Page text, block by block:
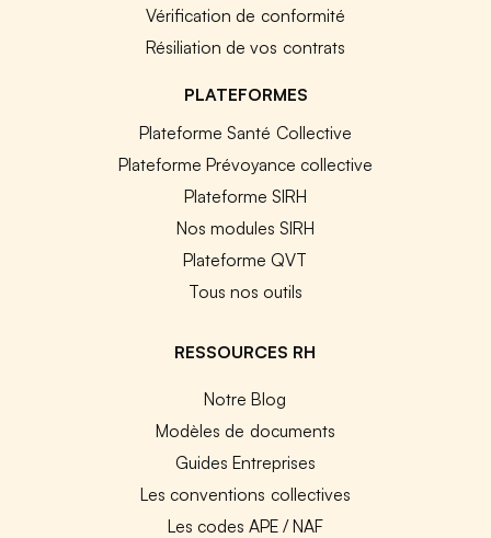
Vérification de conformité
Résiliation de vos contrats
PLATEFORMES
Plateforme Santé Collective
Plateforme Prévoyance collective
Plateforme SIRH
Nos modules SIRH
Plateforme QVT
Tous nos outils
RESSOURCES RH
Notre Blog
Modèles de documents
Guides Entreprises
Les conventions collectives
Les codes APE / NAF